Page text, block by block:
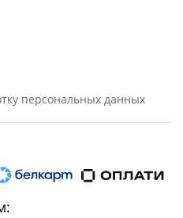
персональных данных